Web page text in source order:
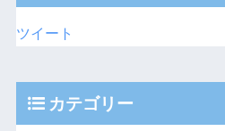
ツイート
カテゴリー